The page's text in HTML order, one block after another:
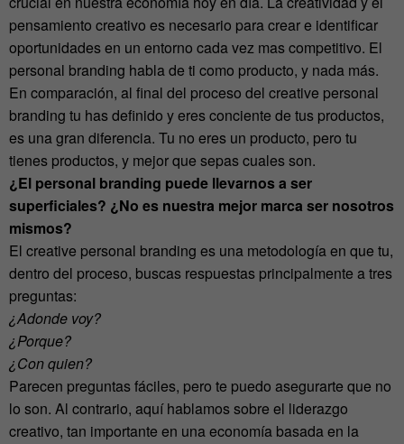
pensamiento creativo es necesario para crear e identificar
oportunidades en un entorno cada vez mas competitivo. El
personal branding habla de ti como producto, y nada más.
En comparación, al final del proceso del creative personal
branding tu has definido y eres conciente de tus productos,
es una gran diferencia. Tu no eres un producto, pero tu
tienes productos, y mejor que sepas cuales son.
¿El personal branding puede llevarnos a ser
superficiales? ¿No es nuestra mejor marca ser nosotros
mismos?
El creative personal branding es una metodología en que tu,
dentro del proceso, buscas respuestas principalmente a tres
preguntas:
¿Adonde voy?
¿Porque?
¿Con quien?
Parecen preguntas fáciles, pero te puedo asegurarte que no
lo son. Al contrario, aquí hablamos sobre el liderazgo
creativo, tan importante en una economía basada en la